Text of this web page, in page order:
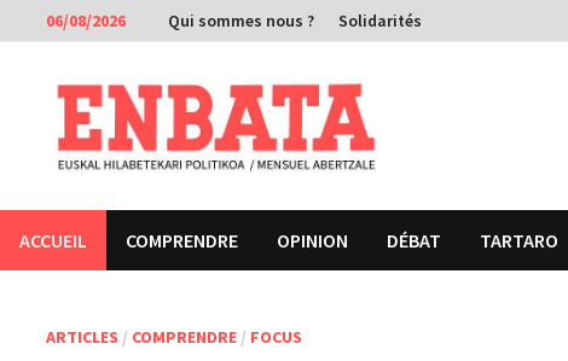
Passer
au
contenu
06/08/2026 Qui sommes nous ? Solidarités
ACCUEIL COMPRENDRE OPINION DÉBAT TARTARO
ARTICLES / COMPRENDRE / FOCUS